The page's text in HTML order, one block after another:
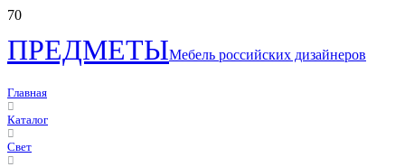
ПРЕДМЕТЫМебель российских дизайнеров
Главная
Каталог
Свет